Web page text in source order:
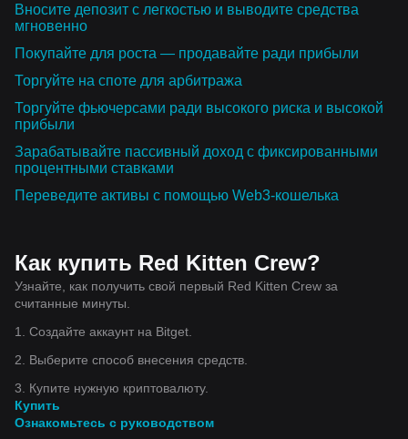
Вносите депозит с легкостью и выводите средства
мгновенно
Покупайте для роста — продавайте ради прибыли
Торгуйте на споте для арбитража
Торгуйте фьючерсами ради высокого риска и высокой
прибыли
Зарабатывайте пассивный доход с фиксированными
процентными ставками
Переведите активы с помощью Web3-кошелька
Как купить Red Kitten Crew?
Узнайте, как получить свой первый Red Kitten Crew за
считанные минуты.
1. Создайте аккаунт на Bitget.
2. Выберите способ внесения средств.
3. Купите нужную криптовалюту.
Купить
Ознакомьтесь с руководством